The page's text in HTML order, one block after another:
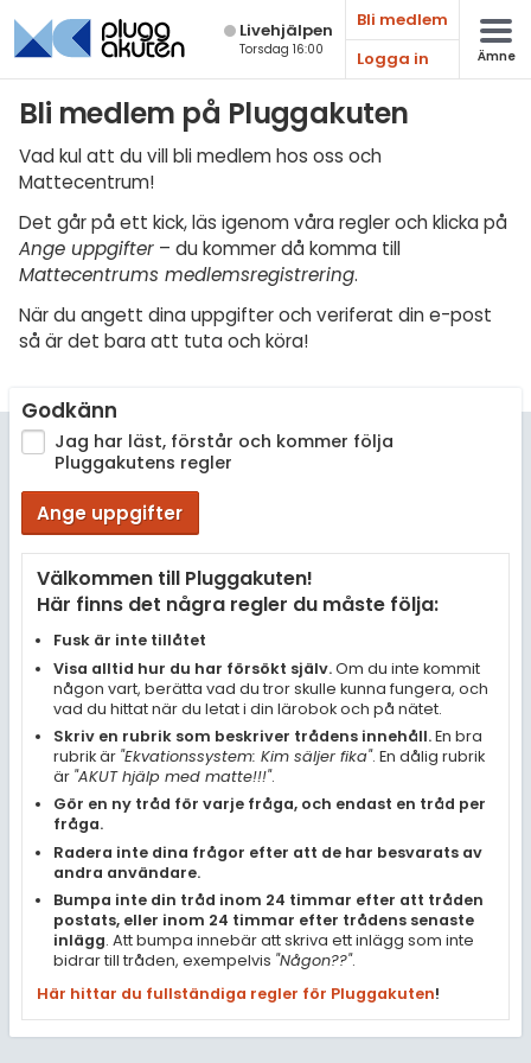
Live­hjälpen
Torsdag 16:00
Bli medlem
Logga in
Ämne
Bli medlem på Pluggakuten
Vad kul att du vill bli medlem hos oss och
Mattecentrum!
Det går på ett kick, läs igenom våra regler och klicka på
Ange uppgifter – du kommer då komma till
Mattecentrums medlemsregistrering.
När du angett dina uppgifter och veriferat din e-post
så är det bara att tuta och köra!
Godkänn
Jag har läst, förstår och kommer följa
Pluggakutens regler
Ange uppgifter
Välkommen till Pluggakuten!
Här finns det några regler du måste följa:
Fusk är inte tillåtet
Visa alltid hur du har försökt själv.Om du inte kommit
någon vart, berätta vad du tror skulle kunna fungera, och
vad du hittat när du letat i din lärobok och på nätet.
Skriv en rubrik som beskriver trådens innehåll.En bra
rubrik är "Ekvationssystem: Kim säljer fika". En dålig rubrik
är "AKUT hjälp med matte!!!".
Gör en ny tråd för varje fråga, och endast en tråd per
fråga.
Radera inte dina frågor efter att de har besvarats av
andra användare.
Bumpa inte din tråd inom 24 timmar efter att tråden
postats, eller inom 24 timmar efter trådens senaste
inlägg. Att bumpa innebär att skriva ett inlägg som inte
bidrar till tråden, exempelvis "Någon??".
Här hittar du fullständiga regler för Pluggakuten!
Matematik
Fysik
Biologi
Teknik & Bygg
Programmering
Engelska
Ekonomi
Övriga diskussioner
Livehjälpen
Regler
För lärare
4 inloggade
Om Pluggakuten